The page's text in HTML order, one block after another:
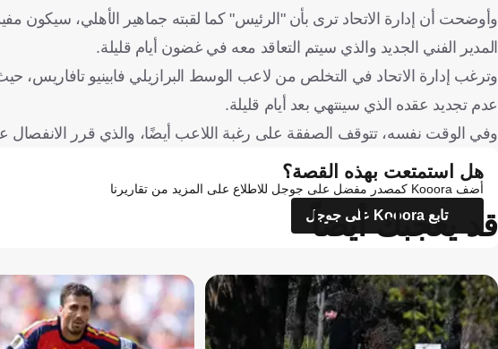
وأوضحت أن إدارة الاتحاد ترى بأن "الرئيس" كما لقبته جماهير الأهلي، سيكون
المدير الفني الجديد والذي سيتم التعاقد معه في غضون أيام قليلة.
وترغب إدارة الاتحاد في التخلص من لاعب الوسط البرازيلي فابينيو تافاريس،
عدم تجديد عقده الذي سينتهي بعد أيام قليلة.
وفي الوقت نفسه، تتوقف الصفقة على رغبة اللاعب أيضًا، والذي قرر الانفصال عن الأهلي بعد 3 سنوات، نظرًا لأنه يريد
هل استمتعت بهذه القصة؟
أضف Kooora كمصدر مفضل على جوجل للاطلاع على المزيد من تقاريرنا
تابع Kooora على جوجل
قد يعجبك أيضاً